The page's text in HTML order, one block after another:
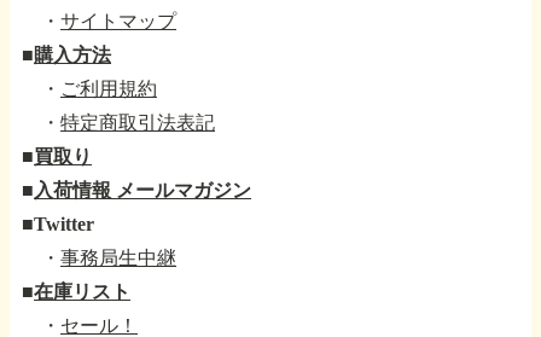
・ サイトマップ
■購入方法
・ ご利用規約
・ 特定商取引法表記
■買取り
■ 入荷情報 メールマガジン
■Twitter
・ 事務局生中継
■在庫リスト
・ セール！